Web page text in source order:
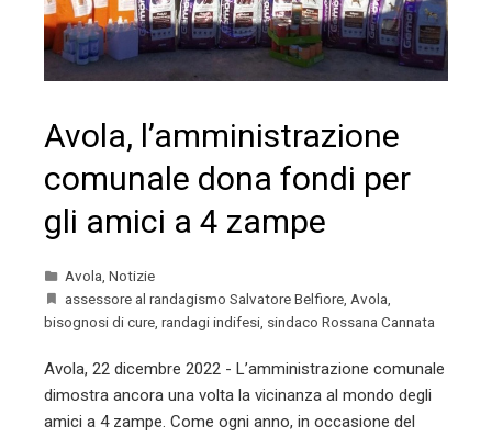
Avola, l’amministrazione
comunale dona fondi per
gli amici a 4 zampe
Avola, Notizie
assessore al randagismo Salvatore Belfiore, Avola,
bisognosi di cure, randagi indifesi, sindaco Rossana Cannata
Avola, 22 dicembre 2022 - L’amministrazione comunale
dimostra ancora una volta la vicinanza al mondo degli
amici a 4 zampe. Come ogni anno, in occasione del